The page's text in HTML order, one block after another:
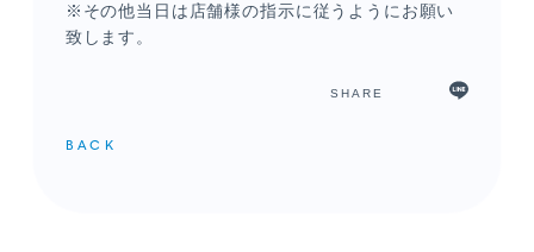
※その他当日は店舗様の指示に従うようにお願い
致します。
SHARE
BACK